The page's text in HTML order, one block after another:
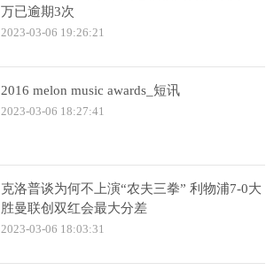
万已逾期3次
2023-03-06 19:26:21
2016 melon music awards_短讯
2023-03-06 18:27:41
克洛普谈为何不上演“农夫三拳” 利物浦7-0大
胜曼联创双红会最大分差
2023-03-06 18:03:31